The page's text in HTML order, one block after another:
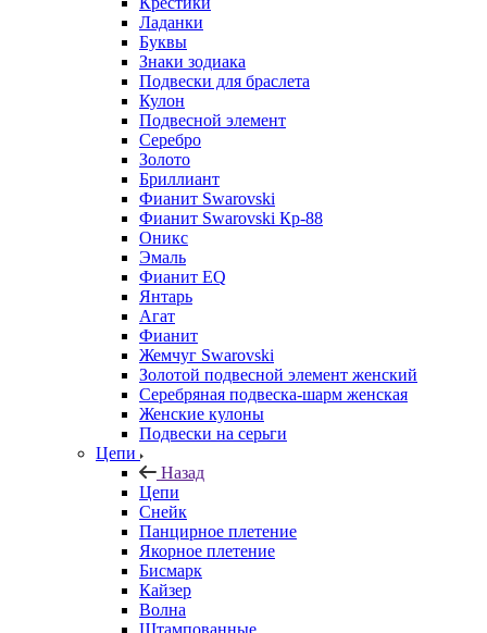
Ладанки
Буквы
Знаки зодиака
Подвески для браслета
Кулон
Подвесной элемент
Серебро
Золото
Бриллиант
Фианит Swarovski
Фианит Swarovski Кр-88
Оникс
Эмаль
Фианит EQ
Янтарь
Агат
Фианит
Жемчуг Swarovski
Золотой подвесной элемент женcкий
Серебряная подвеска-шарм женская
Женские кулоны
Подвески на серьги
Цепи
Назад
Цепи
Снейк
Панцирное плетение
Якорное плетение
Бисмарк
Кайзер
Волна
Штампованные